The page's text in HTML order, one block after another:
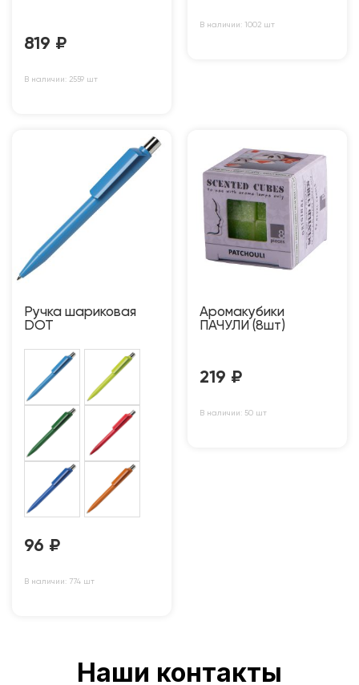
819 ₽
В наличии: 2559 шт
В наличии: 1002 шт
Ручка шариковая
DOT
96 ₽
В наличии: 774 шт
Аромакубики
ПАЧУЛИ (8шт)
219 ₽
В наличии: 50 шт
Наши контакты